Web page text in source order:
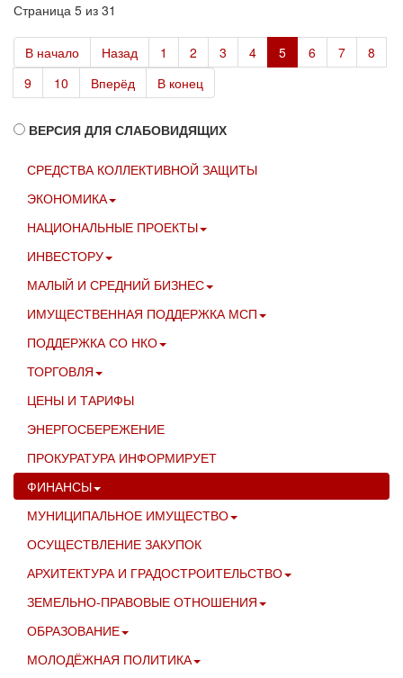
Страница 5 из 31
В начало Назад 1 2 3 4 5 6 7
8
9
10 Вперёд В конец
ВЕРСИЯ ДЛЯ СЛАБОВИДЯЩИХ
СРЕДСТВА КОЛЛЕКТИВНОЙ ЗАЩИТЫ
ЭКОНОМИКА
НАЦИОНАЛЬНЫЕ ПРОЕКТЫ
ИНВЕСТОРУ
МАЛЫЙ И СРЕДНИЙ БИЗНЕС
ИМУЩЕСТВЕННАЯ ПОДДЕРЖКА МСП
ПОДДЕРЖКА СО НКО
ТОРГОВЛЯ
ЦЕНЫ И ТАРИФЫ
ЭНЕРГОСБЕРЕЖЕНИЕ
ПРОКУРАТУРА ИНФОРМИРУЕТ
ФИНАНСЫ
МУНИЦИПАЛЬНОЕ ИМУЩЕСТВО
ОСУЩЕСТВЛЕНИЕ ЗАКУПОК
АРХИТЕКТУРА И ГРАДОСТРОИТЕЛЬСТВО
ЗЕМЕЛЬНО-ПРАВОВЫЕ ОТНОШЕНИЯ
ОБРАЗОВАНИЕ
МОЛОДЁЖНАЯ ПОЛИТИКА